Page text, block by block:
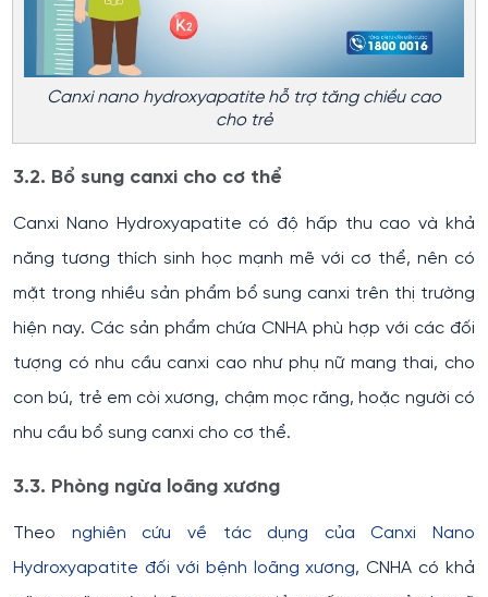
Canxi nano hydroxyapatite hỗ trợ tăng chiều cao
cho trẻ
3.2. Bổ sung canxi cho cơ thể
Canxi Nano Hydroxyapatite có độ hấp thu cao và khả
năng tương thích sinh học mạnh mẽ với cơ thể, nên có
mặt trong nhiều sản phẩm bổ sung canxi trên thị trường
hiện nay. Các sản phẩm chứa CNHA phù hợp với các đối
tượng có nhu cầu canxi cao như phụ nữ mang thai, cho
con bú, trẻ em còi xương, chậm mọc răng, hoặc người có
nhu cầu bổ sung canxi cho cơ thể.
3.3. Phòng ngừa loãng xương
Theo nghiên cứu về tác dụng của Canxi Nano
Hydroxyapatite đối với bệnh loãng xương, CNHA có khả